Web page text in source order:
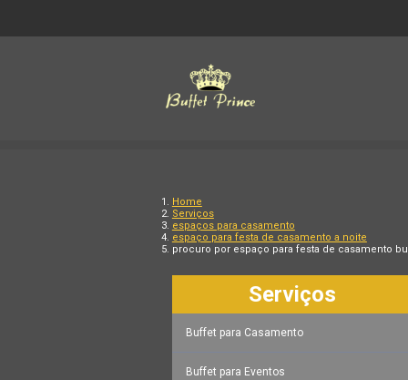
Home
Serviços
espaços para casamento
espaço para festa de casamento a noite
procuro por espaço para festa de casamento
Serviços
Buffet para Casamento
Buffet para Eventos